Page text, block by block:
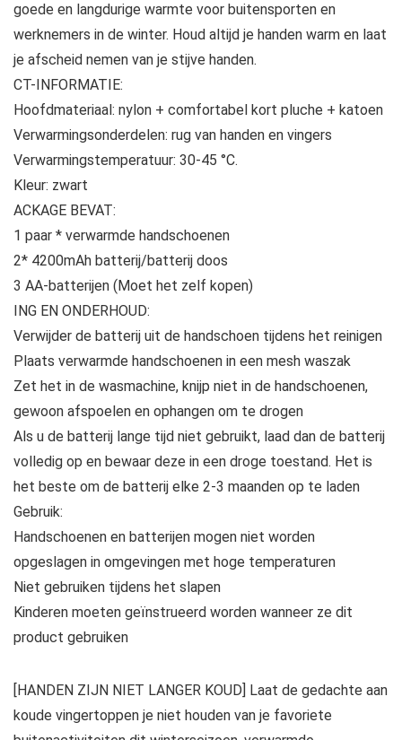
goede en langdurige warmte voor buitensporten en
werknemers in de winter. Houd altijd je handen warm en laat
je afscheid nemen van je stijve handen.
CT-INFORMATIE:
Hoofdmateriaal: nylon + comfortabel kort pluche + katoen
Verwarmingsonderdelen: rug van handen en vingers
Verwarmingstemperatuur: 30-45 °C.
Kleur: zwart
ACKAGE BEVAT:
1 paar * verwarmde handschoenen
2* 4200mAh batterij/batterij doos
3 AA-batterijen (Moet het zelf kopen)
ING EN ONDERHOUD:
Verwijder de batterij uit de handschoen tijdens het reinigen
Plaats verwarmde handschoenen in een mesh waszak
Zet het in de wasmachine, knijp niet in de handschoenen,
gewoon afspoelen en ophangen om te drogen
Als u de batterij lange tijd niet gebruikt, laad dan de batterij
volledig op en bewaar deze in een droge toestand. Het is
het beste om de batterij elke 2-3 maanden op te laden
Gebruik:
Handschoenen en batterijen mogen niet worden
opgeslagen in omgevingen met hoge temperaturen
Niet gebruiken tijdens het slapen
Kinderen moeten geïnstrueerd worden wanneer ze dit
product gebruiken
[HANDEN ZIJN NIET LANGER KOUD] Laat de gedachte aan
koude vingertoppen je niet houden van je favoriete